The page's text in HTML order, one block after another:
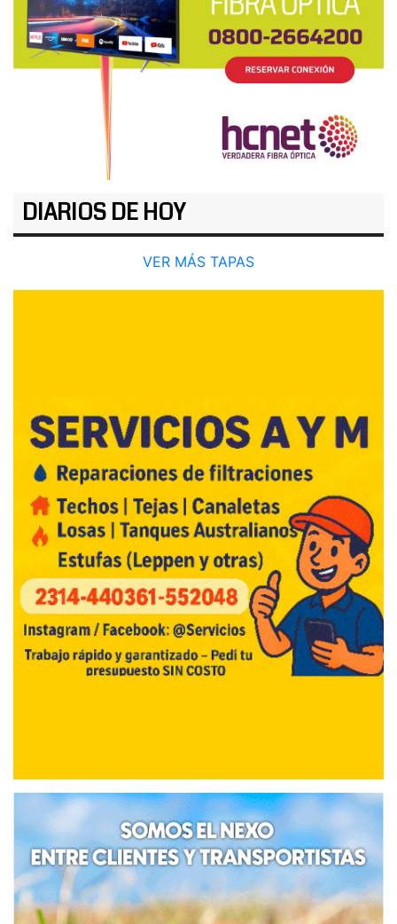
DIARIOS DE HOY
VER MÁS TAPAS